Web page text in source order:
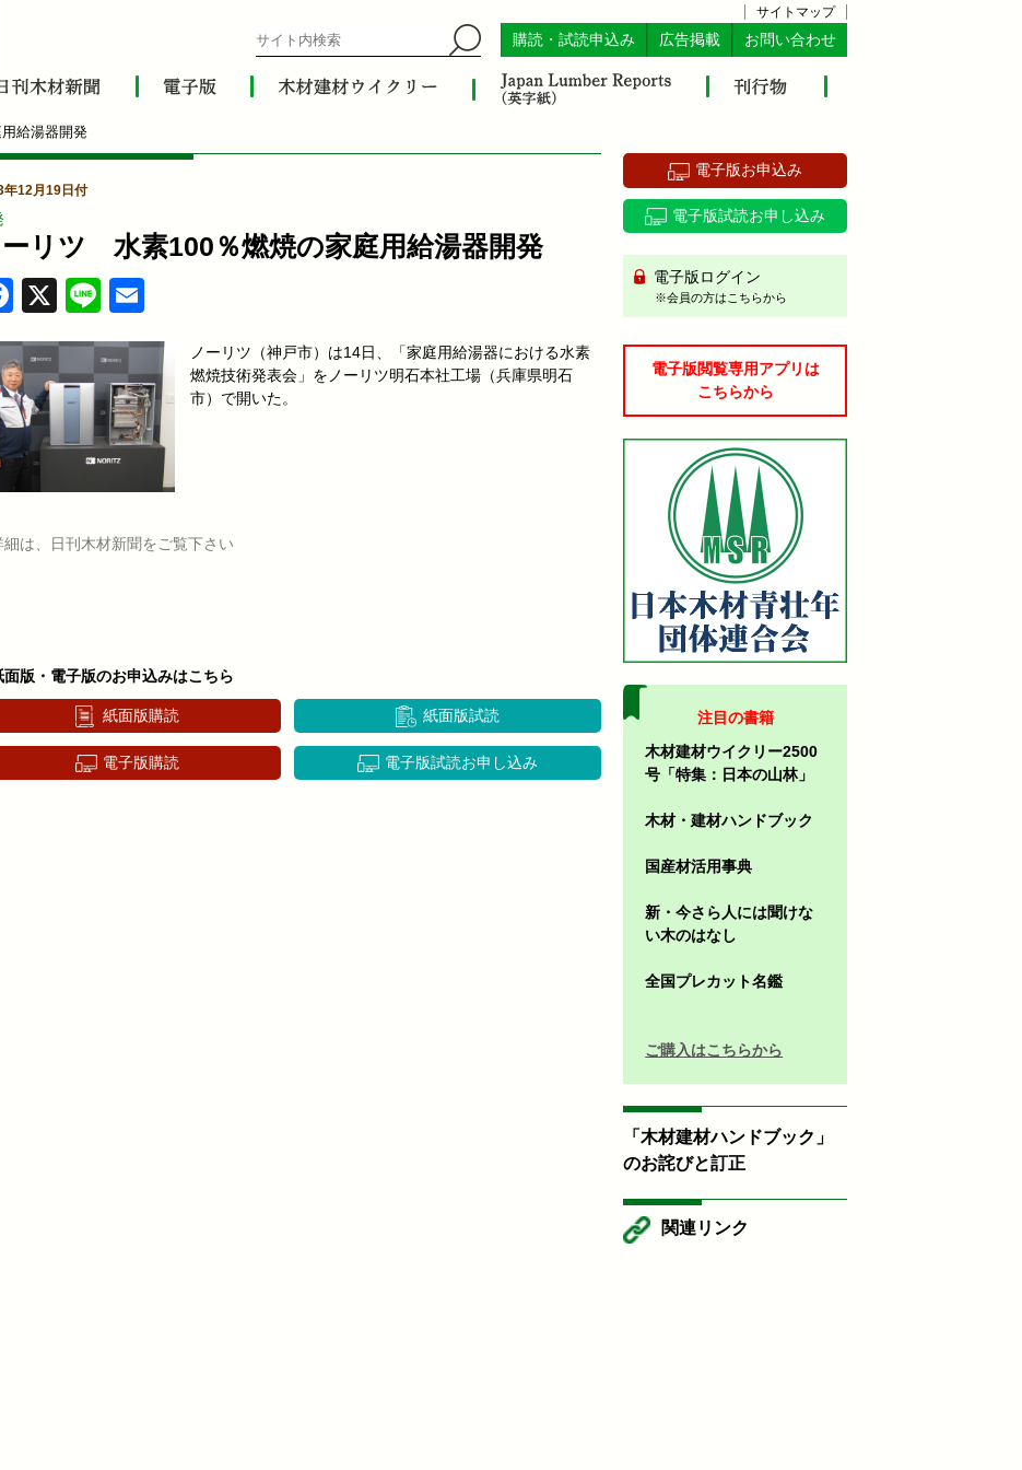
サイトマップ
購読・試読申込み 広告掲載 お問い合わせ
給湯器開発
年12月19日付
ーリツ 水素100％燃焼の家庭用給湯器開発
Facebook
X Line
ノーリツ（神戸市）は14日、「家庭用給湯器における水素
燃焼技術発表会」をノーリツ明石本社工場（兵庫県明石
市）で開いた。
は、日刊木材新聞をご覧下さい
版・電子版のお申込みはこちら
紙面版購読 紙面版試読
電子版購読 電子版試読お申し込み
電子版お申込み
電子版試読お申し込み
電子版ログイン
※会員の方はこちらから
電子版閲覧専用アプリは
こちらから
注目の書籍
木材建材ウイクリー2500
号「特集：日本の山林」
木材・建材ハンドブック
国産材活用事典
新・今さら人には聞けな
い木のはなし
全国プレカット名鑑
ご購入はこちらから
「木材建材ハンドブック」
のお詫びと訂正
関連リンク